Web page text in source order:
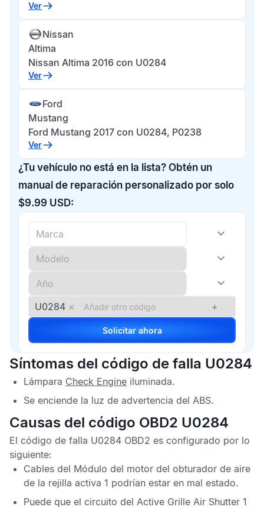
Ver
Nissan
Altima
Nissan Altima 2016 con U0284
Ver
Ford
Mustang
Ford Mustang 2017 con U0284, P0238
Ver
¿Tu vehículo no está en la lista? Obtén un
manual de reparación personalizado por solo
$9.99 USD:
U0284 × +
Solicitar ahora
Síntomas del código de falla U0284
Lámpara Check Engine iluminada.
Se enciende la luz de advertencia del ABS.
Causas del código OBD2 U0284
El código de falla U0284 OBD2 es configurado por lo
siguiente:
Cables del Módulo del motor del obturador de aire
de la rejilla activa 1 podrían estar en mal estado.
Puede que el circuito del Active Grille Air Shutter 1